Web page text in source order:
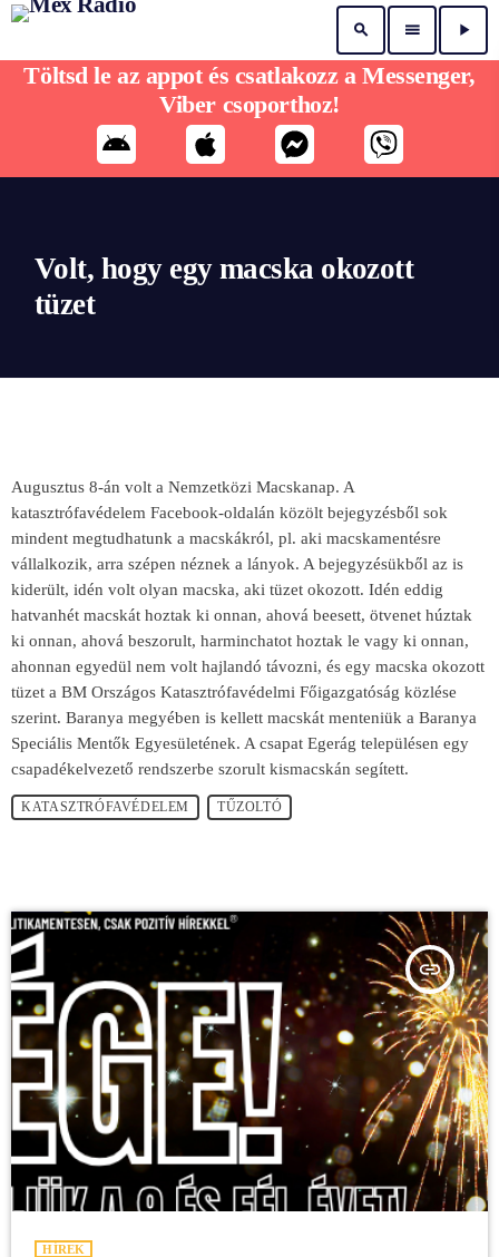
search menu play_arrow
Volt, hogy egy macska okozott
tüzet
Augusztus 8-án volt a Nemzetközi Macskanap. A
katasztrófavédelem Facebook-oldalán közölt bejegyzésből sok
mindent megtudhatunk a macskákról, pl. aki macskamentésre
vállalkozik, arra szépen néznek a lányok. A bejegyzésükből az is
kiderült, idén volt olyan macska, aki tüzet okozott. Idén eddig
hatvanhét macskát hoztak ki onnan, ahová beesett, ötvenet húztak
ki onnan, ahová beszorult, harminchatot hoztak le vagy ki onnan,
ahonnan egyedül nem volt hajlandó távozni, és egy macska okozott
tüzet a BM Országos Katasztrófavédelmi Főigazgatóság közlése
szerint. Baranya megyében is kellett macskát menteniük a Baranya
Speciális Mentők Egyesületének. A csapat Egerág településen egy
csapadékelvezető rendszerbe szorult kismacskán segített.
KATASZTRÓFAVÉDELEM TŰZOLTÓ
insert_link
HÍREK
Töltsd le az appot és csatlakozz a Messenger,
Viber csoporthoz!